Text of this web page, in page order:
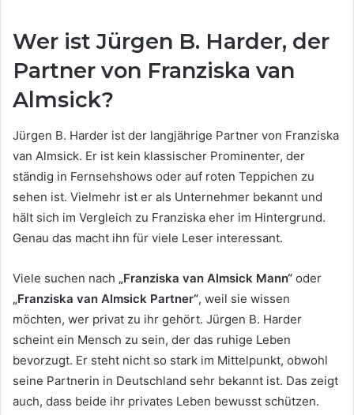
Wer ist Jürgen B. Harder, der
Partner von Franziska van
Almsick?
Jürgen B. Harder ist der langjährige Partner von Franziska
van Almsick. Er ist kein klassischer Prominenter, der
ständig in Fernsehshows oder auf roten Teppichen zu
sehen ist. Vielmehr ist er als Unternehmer bekannt und
hält sich im Vergleich zu Franziska eher im Hintergrund.
Genau das macht ihn für viele Leser interessant.
Viele suchen nach „Franziska van Almsick Mann“ oder
„Franziska van Almsick Partner“, weil sie wissen
möchten, wer privat zu ihr gehört. Jürgen B. Harder
scheint ein Mensch zu sein, der das ruhige Leben
bevorzugt. Er steht nicht so stark im Mittelpunkt, obwohl
seine Partnerin in Deutschland sehr bekannt ist. Das zeigt
auch, dass beide ihr privates Leben bewusst schützen.